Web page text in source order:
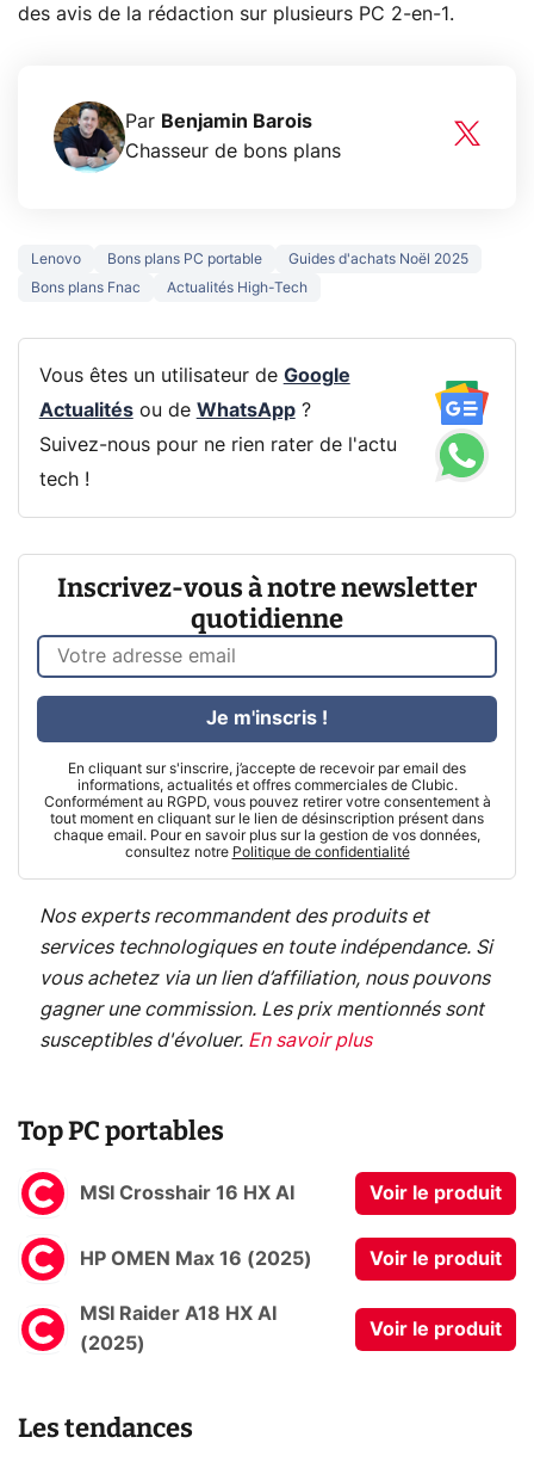
des avis de la rédaction sur plusieurs PC 2-en-1.
Par Benjamin Barois
Chasseur de bons plans
Lenovo Bons plans PC portable
Guides d'achats Noël 2025
Bons plans Fnac
Actualités High-Tech
Vous êtes un utilisateur de Google
Actualitésou de WhatsApp?
Suivez-nous pour ne rien rater de l'actu
tech !
Inscrivez-vous à notre newsletter
quotidienne
En cliquant sur s'inscrire, j’accepte de recevoir par email des
informations, actualités et offres commerciales de Clubic.
Conformément au RGPD, vous pouvez retirer votre consentement à
tout moment en cliquant sur le lien de désinscription présent dans
chaque email. Pour en savoir plus sur la gestion de vos données,
consultez notre Politique de confidentialité
Je m'inscris !
Nos experts recommandent des produits et
services technologiques en toute indépendance. Si
vous achetez via un lien d’affiliation, nous pouvons
gagner une commission. Les prix mentionnés sont
susceptibles d'évoluer. En savoir plus
Top PC portables
MSI Crosshair 16 HX AI Voir le produit
HP OMEN Max 16 (2025) Voir le produit
MSI Raider A18 HX AI
(2025)
Voir le produit
Les tendances